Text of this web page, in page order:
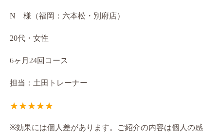
N 様（福岡：六本松・別府店）
20代・女性
6ヶ月24回コース
担当：土田トレーナー
※効果には個人差があります。ご紹介の内容は個人の感